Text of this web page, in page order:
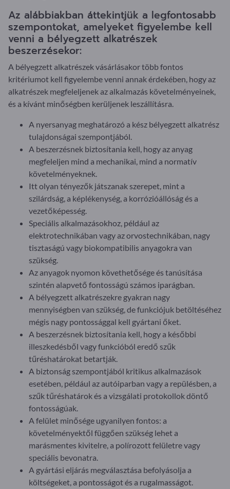
Az alábbiakban áttekintjük a legfontosabb
szempontokat, amelyeket figyelembe kell
venni a bélyegzett alkatrészek
beszerzésekor:
A bélyegzett alkatrészek vásárlásakor több fontos
kritériumot kell figyelembe venni annak érdekében, hogy az
alkatrészek megfeleljenek az alkalmazás követelményeinek,
és a kívánt minőségben kerüljenek leszállításra.
A nyersanyag meghatározó a kész bélyegzett alkatrész
tulajdonságai szempontjából.
A beszerzésnek biztosítania kell, hogy az anyag
megfeleljen mind a mechanikai, mind a normatív
követelményeknek.
Itt olyan tényezők játszanak szerepet, mint a
szilárdság, a képlékenység, a korrózióállóság és a
vezetőképesség.
Speciális alkalmazásokhoz, például az
elektrotechnikában vagy az orvostechnikában, nagy
tisztaságú vagy biokompatibilis anyagokra van
szükség.
Az anyagok nyomon követhetősége és tanúsítása
szintén alapvető fontosságú számos iparágban.
A bélyegzett alkatrészekre gyakran nagy
mennyiségben van szükség, de funkciójuk betöltéséhez
mégis nagy pontossággal kell gyártani őket.
A beszerzésnek biztosítania kell, hogy a későbbi
illeszkedésből vagy funkcióból eredő szűk
tűréshatárokat betartják.
A biztonság szempontjából kritikus alkalmazások
esetében, például az autóiparban vagy a repülésben, a
szűk tűréshatárok és a vizsgálati protokollok döntő
fontosságúak.
A felület minősége ugyanilyen fontos: a
követelményektől függően szükség lehet a
marásmentes kivitelre, a polírozott felületre vagy
speciális bevonatra.
A gyártási eljárás megválasztása befolyásolja a
költségeket, a pontosságot és a rugalmasságot.